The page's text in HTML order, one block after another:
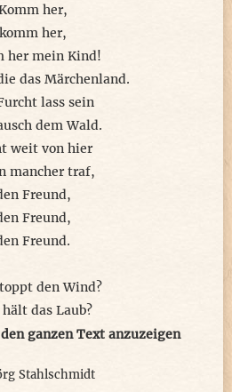
her,
komm her,
her mein Kind!
das Märchenland.
lass sein
dem Wald.
weit von hier
mancher traf,
Freund,
Freund,
Freund.
den Wind?
das Laub?
besucht das Kind,
Freund,
ganzen Text anzuzeigen
Stahlschmidt